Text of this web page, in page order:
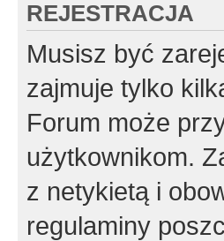
REJESTRACJA
Musisz być
zajmuje tylko
Forum może
użytkownikom.
z netykietą i
regulaminy